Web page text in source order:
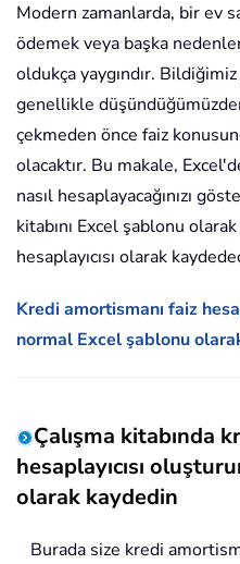
Modern zamanlarda, bir ev
ödemek veya başka
oldukça yaygındır.
genellikle
çekmeden önce faiz
olacaktır. Bu makale,
nasıl hesaplayacağınızı
kitabını Excel şablonu
hesaplayıcısı olarak
Kredi amortismanı faiz
normal Excel şablonu
Çalışma kitabında
hesaplayıcısı
olarak kaydedin
Burada size kredi